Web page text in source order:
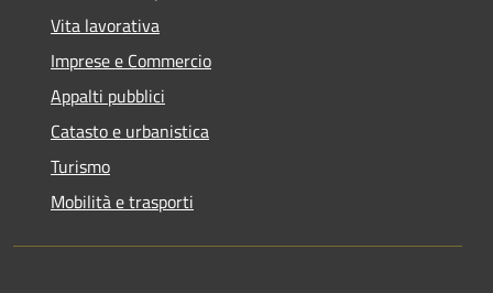
Vita lavorativa
Imprese e Commercio
Appalti pubblici
Catasto e urbanistica
Turismo
Mobilità e trasporti